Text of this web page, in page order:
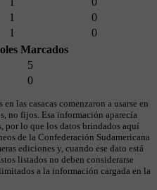
1
0
1
0
Marcados
5
0
las casacas comenzaron a usarse en
no fijos. Esa información aparecía
por lo que los datos brindados aquí
de la Confederación Sudamericana
ediciones y, cuando ese dato está
listados no deben considerarse
a la información cargada en la